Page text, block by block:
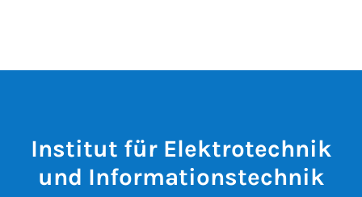
Institut für Elektrotechnik
und Informationstechnik